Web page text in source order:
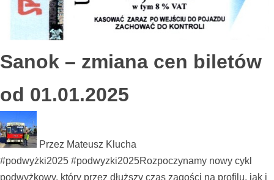
Sanok – zmiana cen biletów
od 01.01.2025
Przez Mateusz Klucha
#podwyżki2025 #podwyzki2025Rozpoczynamy nowy cykl
podwyżkowy, który przez dłuższy czas zagości na profilu, jak i